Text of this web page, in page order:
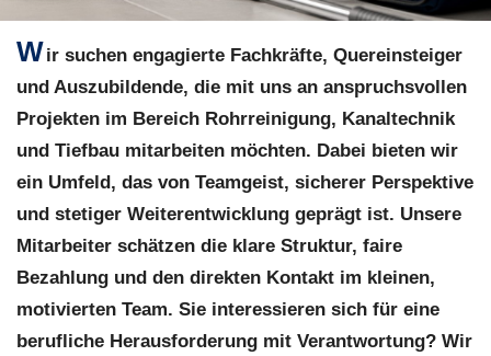
Wir suchen engagierte Fachkräfte, Quereinsteiger
und Auszubildende, die mit uns an anspruchsvollen
Projekten im Bereich Rohrreinigung, Kanaltechnik
und Tiefbau mitarbeiten möchten. Dabei bieten wir
ein Umfeld, das von Teamgeist, sicherer Perspektive
und stetiger Weiterentwicklung geprägt ist. Unsere
Mitarbeiter schätzen die klare Struktur, faire
Bezahlung und den direkten Kontakt im kleinen,
motivierten Team. Sie interessieren sich für eine
berufliche Herausforderung mit Verantwortung? Wir